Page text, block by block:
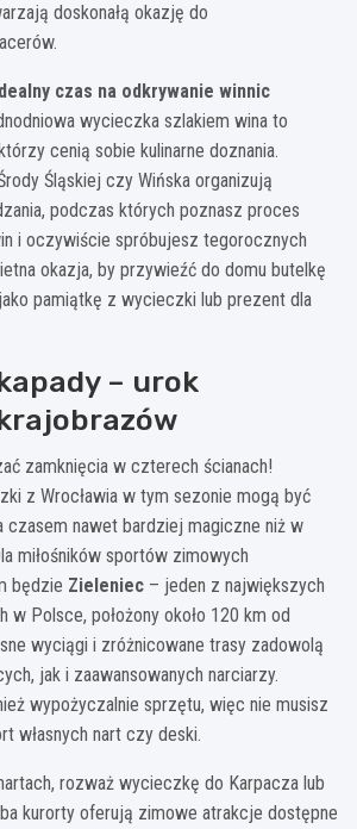
doskonałą okazję do
czas na odkrywanie winnic
wycieczka szlakiem wina to
cenią sobie kulinarne doznania.
Śląskiej czy Wińska organizują
podczas których poznasz proces
i oczywiście spróbujesz tegorocznych
okazja, by przywieźć do domu butelkę
pamiątkę z wycieczki lub prezent dla
– urok
zamknięcia w czterech ścianach!
z Wrocławia w tym sezonie mogą być
czasem nawet bardziej magiczne niż w
miłośników sportów zimowych
będzie Zieleniec – jeden z największych
w Polsce, położony około 120 km od
wyciągi i zróżnicowane trasy zadowolą
jak i zaawansowanych narciarzy.
wypożyczalnie sprzętu, więc nie musisz
własnych nart czy deski.
rozważ wycieczkę do Karpacza lub
kurorty oferują zimowe atrakcje dostępne